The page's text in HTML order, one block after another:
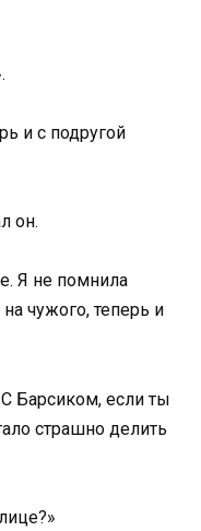
и с подругой
он.
Я не помнила
чужого, теперь и
Барсиком, если ты
страшно делить